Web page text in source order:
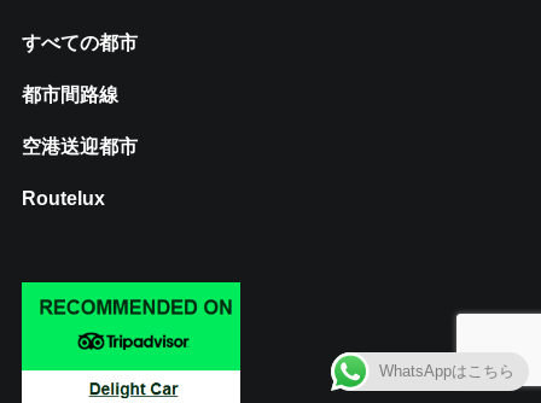
すべての都市
都市間路線
空港送迎都市
Routelux
WhatsAppはこちら